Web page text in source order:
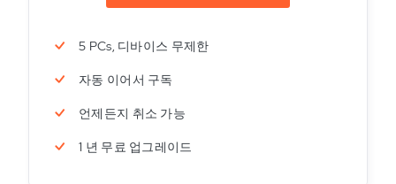
5 PCs, 디바이스 무제한
자동 이어서 구독
언제든지 취소 가능
1 년 무료 업그레이드